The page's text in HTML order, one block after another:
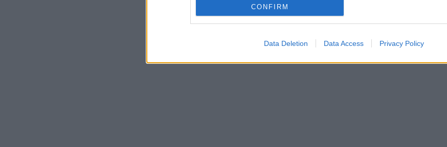
CONFIRM
Data Deletion Data Access Privacy Policy